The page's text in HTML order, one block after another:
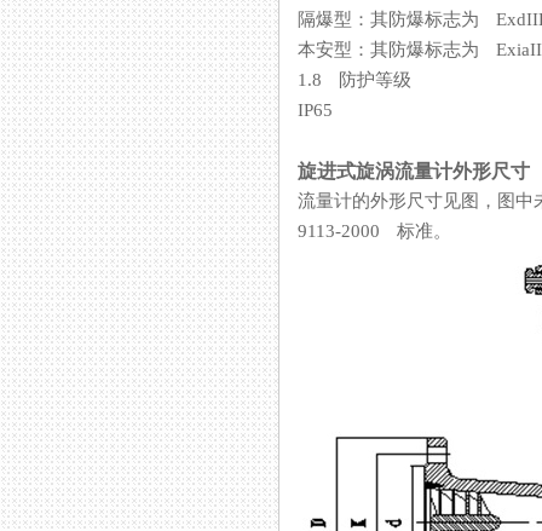
隔爆型：其防爆标志为
本安型：其防爆标志为
1.8 防护等级
IP65
旋进式旋涡流量计外形尺寸
流量计的外形尺寸见图，图
9113-2000 标准。